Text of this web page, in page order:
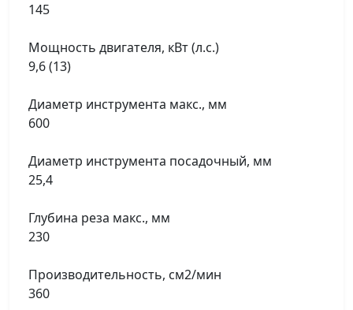
145
Мощность двигателя, кВт (л.с.)
9,6 (13)
Диаметр инструмента макс., мм
600
Диаметр инструмента посадочный, мм
25,4
Глубина реза макс., мм
230
Производительность, см2/мин
360